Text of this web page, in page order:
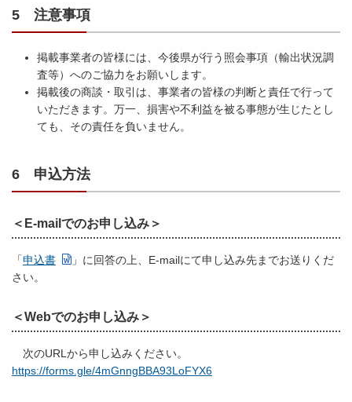
5 注意事項
掲載事業者の皆様には、今後県が行う照会事項（輸出状況調
査等）へのご協力をお願いします。
掲載後の商談・取引は、事業者の皆様の判断と責任で行って
いただきます。万一、損害や不利益を被る事態が生じたとし
ても、その責任を負いません。
6 申込方法
＜E-mailでのお申し込み＞
「申込書
」に回答の上、E-mailにて申し込み先までお送りくだ
さい。
＜Webでのお申し込み＞
次のURLから申し込みください。
https://forms.gle/4mGnngBBA93LoFYX6